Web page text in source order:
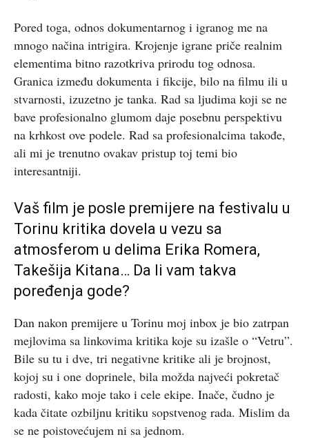
Pored toga, odnos dokumentarnog i igranog me na
mnogo načina intrigira. Krojenje igrane priče realnim
elementima bitno razotkriva prirodu tog odnosa.
Granica između dokumenta i fikcije, bilo na filmu ili u
stvarnosti, izuzetno je tanka. Rad sa ljudima koji se ne
bave profesionalno glumom daje posebnu perspektivu
na krhkost ove podele. Rad sa profesionalcima takođe,
ali mi je trenutno ovakav pristup toj temi bio
interesantniji.
Vaš film je posle premijere na festivalu u
Torinu kritika dovela u vezu sa
atmosferom u delima Erika Romera,
Takešija Kitana… Da li vam takva
poređenja gode?
Dan nakon premijere u Torinu moj inbox je bio zatrpan
mejlovima sa linkovima kritika koje su izašle o “Vetru”.
Bile su tu i dve, tri negativne kritike ali je brojnost,
kojoj su i one doprinele, bila možda najveći pokretač
radosti, kako moje tako i cele ekipe. Inače, čudno je
kada čitate ozbiljnu kritiku sopstvenog rada. Mislim da
se ne poistovećujem ni sa jednom.